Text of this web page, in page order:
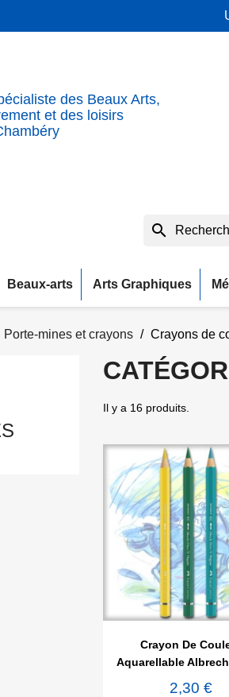
des Beaux Arts,
et des loisirs
search
Beaux-arts Arts Graphiques
Porte-mines et crayons Crayons de
Il y a 16 produits.

Crayon De
Aquarellable
2,30 €